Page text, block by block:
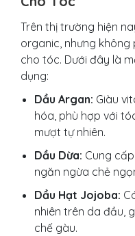
Trên thị trường hiện
organic, nhưng
cho tóc. Dưới đây là
dụng:
Dầu Argan: Giàu
hóa, phù hợp với
mượt tự nhiên.
Dầu Dừa: Cung
ngăn ngừa chẻ
Dầu Hạt Jojoba:
nhiên trên da đầu,
chế gàu.